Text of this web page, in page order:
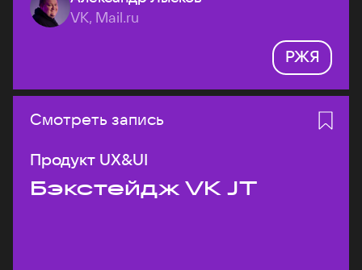
VK, Mail.ru
РЖЯ
Смотреть запись
Продукт UX&UI
Бэкстейдж VK JT